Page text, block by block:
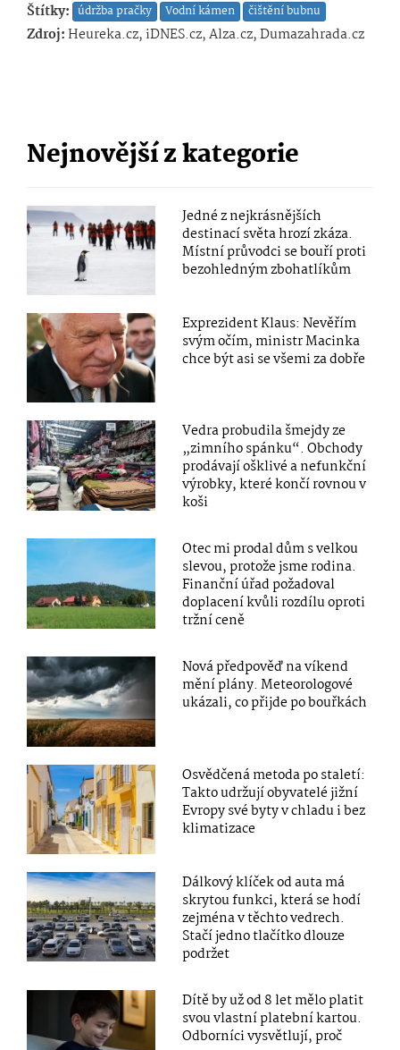
Štítky: údržba pračky Vodní kámen čištění bubnu
Zdroj:Heureka.cz, iDNES.cz, Alza.cz, Dumazahrada.cz
Nejnovější z kategorie
Jedné z nejkrásnějších
destinací světa hrozí zkáza.
Místní průvodci se bouří proti
bezohledným zbohatlíkům
Exprezident Klaus: Nevěřím
svým očím, ministr Macinka
chce být asi se všemi za dobře
Vedra probudila šmejdy ze
„zimního spánku“. Obchody
prodávají ošklivé a nefunkční
výrobky, které končí rovnou v
koši
Otec mi prodal dům s velkou
slevou, protože jsme rodina.
Finanční úřad požadoval
doplacení kvůli rozdílu oproti
tržní ceně
Nová předpověď na víkend
mění plány. Meteorologové
ukázali, co přijde po bouřkách
Osvědčená metoda po staletí:
Takto udržují obyvatelé jižní
Evropy své byty v chladu i bez
klimatizace
Dálkový klíček od auta má
skrytou funkci, která se hodí
zejména v těchto vedrech.
Stačí jedno tlačítko dlouze
podržet
Dítě by už od 8 let mělo platit
svou vlastní platební kartou.
Odborníci vysvětlují, proč